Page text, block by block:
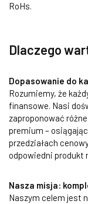
RoHs.
Dlaczego
Dopasowanie do
Rozumiemy, że
finansowe. Nasi
zaproponować
premium –
przedziałach
odpowiedni produkt
Nasza misja:
Naszym celem jest